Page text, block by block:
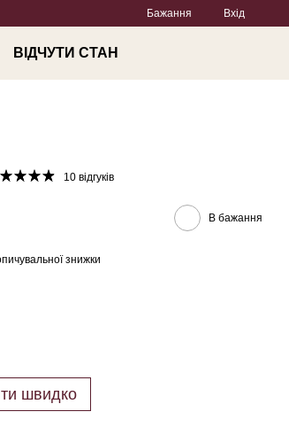
Бажання Вхід
ВІДЧУТИ СТАН
10 відгуків
В бажання
знижки
швидко